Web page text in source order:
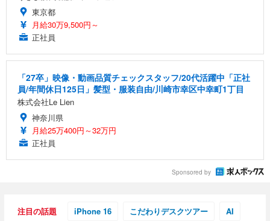
東京都
月給30万9,500円～
正社員
「27卒」映像・動画品質チェックスタッフ/20代活躍中「正社
員/年間休日125日」髪型・服装自由/川崎市幸区中幸町1丁目
株式会社Le Lien
神奈川県
月給25万400円～32万円
正社員
Sponsored by
注目の話題 iPhone 16 こだわりデスクツアー AI